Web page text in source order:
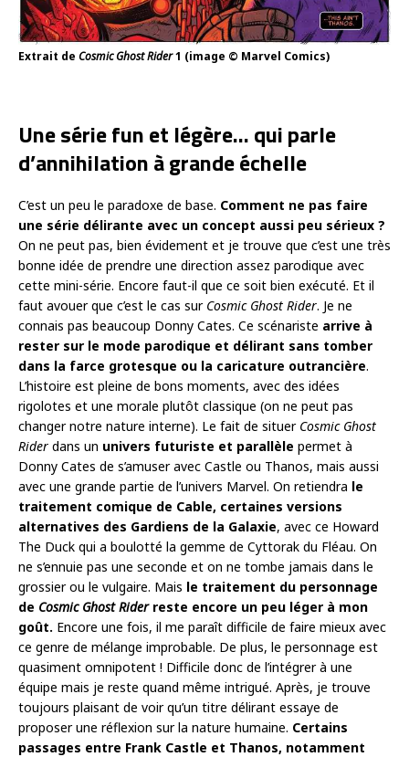
Extrait de Cosmic Ghost Rider1 (image © Marvel Comics)
Une série fun et légère… qui parle
d’annihilation à grande échelle
C’est un peu le paradoxe de base. Comment ne pas faire
une série délirante avec un concept aussi peu sérieux ?
On ne peut pas, bien évidement et je trouve que c’est une très
bonne idée de prendre une direction assez parodique avec
cette mini-série. Encore faut-il que ce soit bien exécuté. Et il
faut avouer que c’est le cas sur Cosmic Ghost Rider. Je ne
connais pas beaucoup Donny Cates. Ce scénariste arrive à
rester sur le mode parodique et délirant sans tomber
dans la farce grotesque ou la caricature outrancière.
L’histoire est pleine de bons moments, avec des idées
rigolotes et une morale plutôt classique (on ne peut pas
changer notre nature interne). Le fait de situer Cosmic Ghost
Rider dans un univers futuriste et parallèle permet à
Donny Cates de s’amuser avec Castle ou Thanos, mais aussi
avec une grande partie de l’univers Marvel. On retiendra le
traitement comique de Cable, certaines versions
alternatives des Gardiens de la Galaxie, avec ce Howard
The Duck qui a boulotté la gemme de Cyttorak du Fléau. On
ne s’ennuie pas une seconde et on ne tombe jamais dans le
grossier ou le vulgaire. Mais le traitement du personnage
de Cosmic Ghost Riderreste encore un peu léger à mon
goût. Encore une fois, il me paraît difficile de faire mieux avec
ce genre de mélange improbable. De plus, le personnage est
quasiment omnipotent ! Difficile donc de l’intégrer à une
équipe mais je reste quand même intrigué. Après, je trouve
toujours plaisant de voir qu’un titre délirant essaye de
proposer une réflexion sur la nature humaine. Certains
passages entre Frank Castle et Thanos, notamment